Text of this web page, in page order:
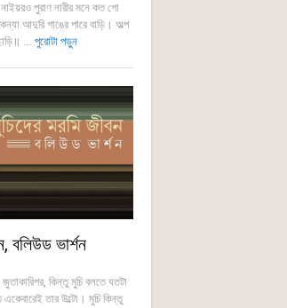
পুরাণ নারীর মনে কত গো
আদুরি গাঙের পারে বাড়ি। অল্প
... পুরোটা পড়ুন
বলিউড ভার্শন
কিন্তু মুচি বলতে যতটা
একেবারেই তার উল্টো। মুচি কিন্তু